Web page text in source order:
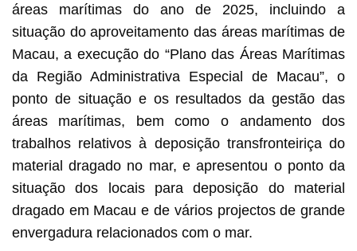
áreas marítimas do ano de 2025, incluindo a
situação do aproveitamento das áreas marítimas de
Macau, a execução do “Plano das Áreas Marítimas
da Região Administrativa Especial de Macau”, o
ponto de situação e os resultados da gestão das
áreas marítimas, bem como o andamento dos
trabalhos relativos à deposição transfronteiriça do
material dragado no mar, e apresentou o ponto da
situação dos locais para deposição do material
dragado em Macau e de vários projectos de grande
envergadura relacionados com o mar.